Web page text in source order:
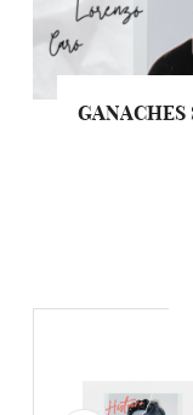
GANACHES